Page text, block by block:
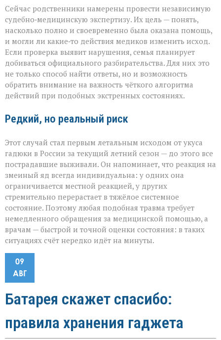
Сейчас родственники намерены провести независимую
судебно‑медицинскую экспертизу. Их цель — понять,
насколько полно и своевременно была оказана помощь,
и могли ли какие‑то действия медиков изменить исход.
Если проверка выявит нарушения, семья планирует
добиваться официального разбирательства. Для них это
не только способ найти ответы, но и возможность
обратить внимание на важность чёткого алгоритма
действий при подобных экстренных состояниях.
Редкий, но реальный риск
Этот случай стал первым летальным исходом от укуса
гадюки в России за текущий летний сезон — до этого все
пострадавшие выживали. Он напоминает, что реакция на
змеиный яд всегда индивидуальна: у одних она
ограничивается местной реакцией, у других
стремительно перерастает в тяжёлое системное
состояние. Поэтому любая подобная травма требует
немедленного обращения за медицинской помощью, а
врачам — быстрой и точной оценки состояния: в таких
ситуациях счёт нередко идёт на минуты.
09
АВГ
Батарея скажет спасибо:
правила хранения гаджета